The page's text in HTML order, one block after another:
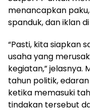
menancapkan
spanduk, dan iklan
“Pasti, kita siapkan
usaha yang
kegiatan,” jelasnya.
tahun politik,
ketika memasuki
tindakan tersebut